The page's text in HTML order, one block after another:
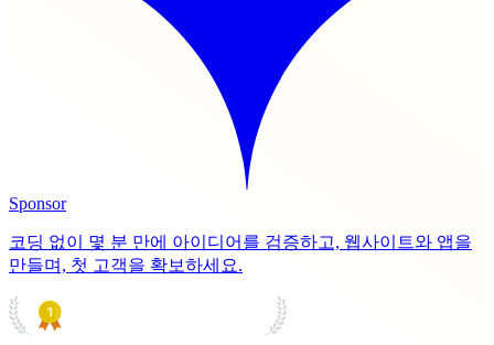
Sponsor
코딩 없이 몇 분 만에 아이디어를 검증하고, 웹사이트와 앱을
만들며, 첫 고객을 확보하세요.